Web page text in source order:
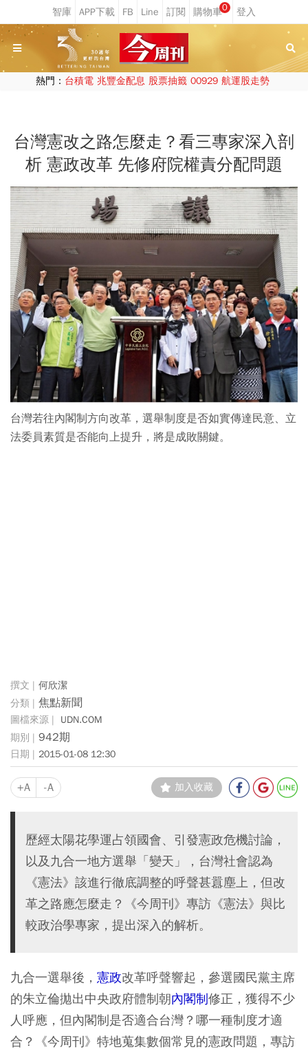
0
熱門： 台積電 兆豐金配息 股票抽籤 00929 航運股走勢
台灣憲改之路怎麼走？看三專家深入剖
析 憲政改革 先修府院權責分配問題
台灣若往內閣制方向改革，選舉制度是否如實傳達民意、立
法委員素質是否能向上提升，將是成敗關鍵。
何欣潔
焦點新聞
UDN.COM
942期
2015-01-08 12:30
+A -A 加入收藏
歷經太陽花學運占領國會、引發憲政危機討論，
以及九合一地方選舉「變天」，台灣社會認為
《憲法》該進行徹底調整的呼聲甚囂塵上，但改
革之路應怎麼走？《今周刊》專訪《憲法》與比
較政治學專家，提出深入的解析。
九合一選舉後， 憲政改革呼聲響起，參選國民黨主席
的朱立倫拋出中央政府體制朝內閣制修正，獲得不少
人呼應，但內閣制是否適合台灣？哪一種制度才適
合？《今周刊》特地蒐集數個常見的憲政問題，專訪